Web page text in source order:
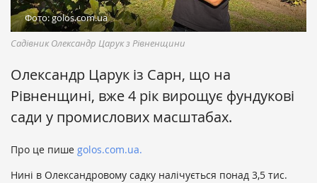
Фото: golos.com.ua
Садівник Олександр Царук з Рівненщини
Олександр Царук із Сарн, що на
Рівненщині, вже 4 рік вирощує фундукові
сади у промислових масштабах.
Про це пише golos.com.ua.
Нині в Олександровому садку налічується понад 3,5 тис.